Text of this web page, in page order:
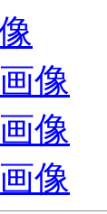
像
像
像